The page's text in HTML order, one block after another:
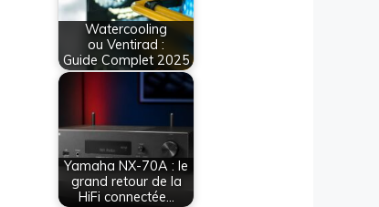
Watercooling
ou Ventirad :
Guide Complet 2025
Yamaha NX-70A : le
grand retour de la
HiFi connectée…